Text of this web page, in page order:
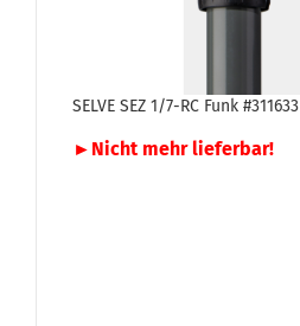
SELVE SEZ 1/7-RC Funk #311633
►Nicht mehr lie­fer­bar!